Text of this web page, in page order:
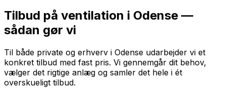
Tilbud på ventilation i Odense —
sådan gør vi
Til både private og erhverv i Odense udarbejder vi et
konkret tilbud med fast pris. Vi gennemgår dit behov,
vælger det rigtige anlæg og samler det hele i ét
overskueligt tilbud.